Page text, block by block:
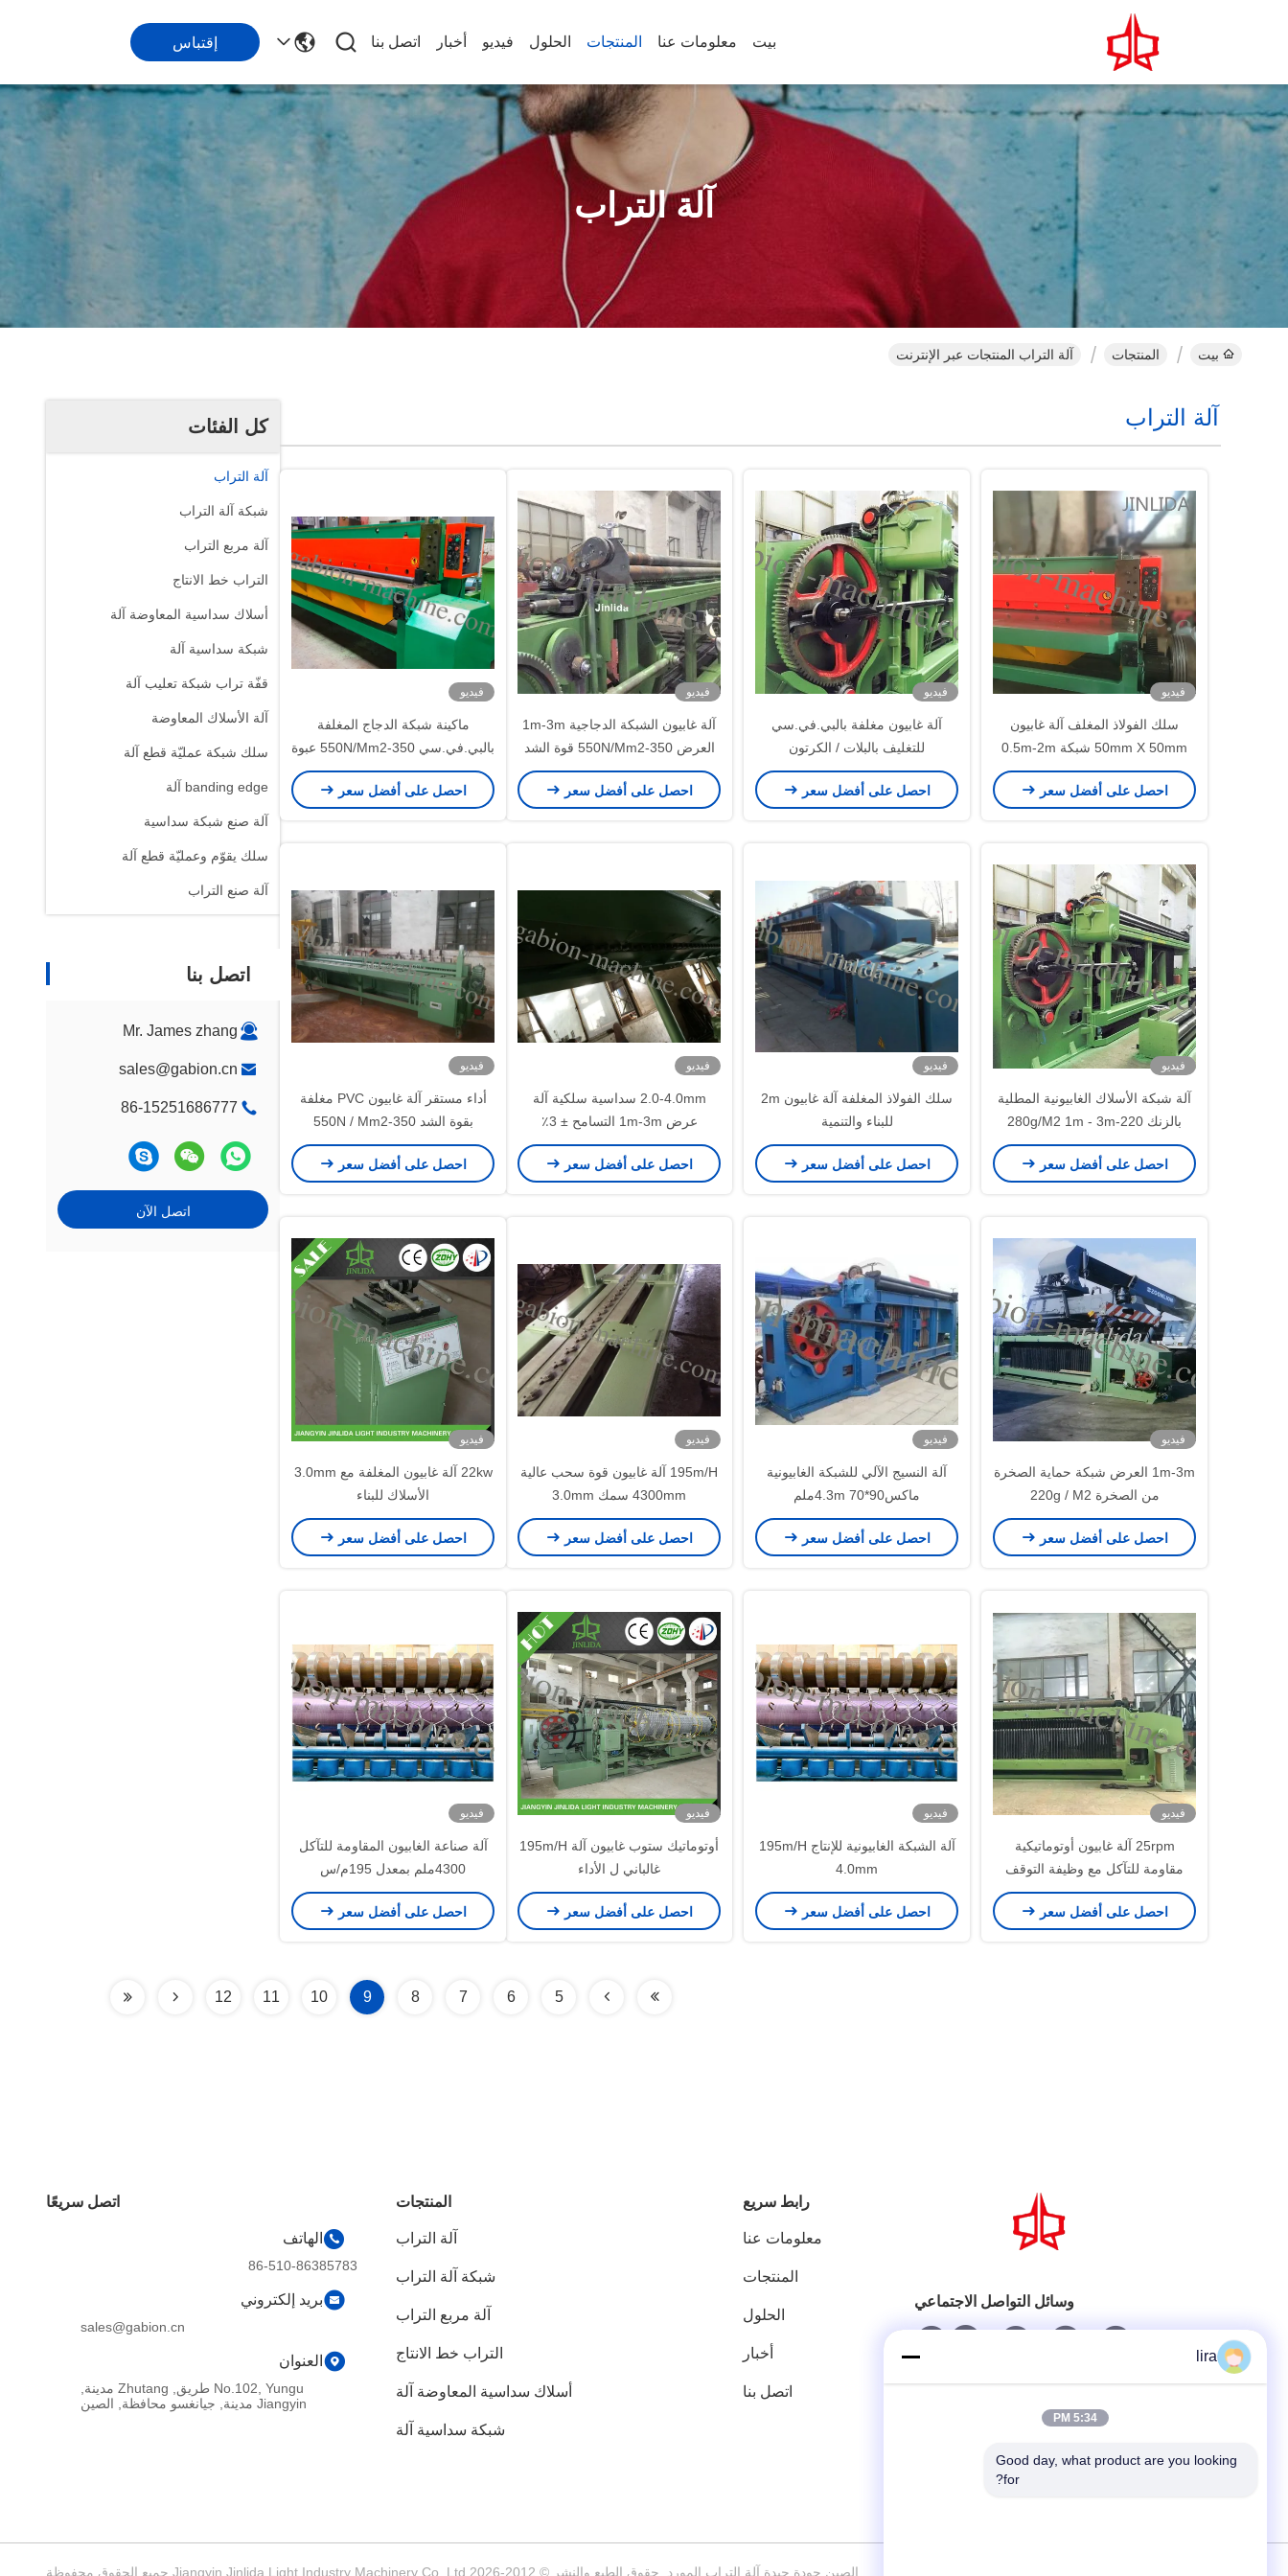
بيت معلومات عنا المنتجات الحلول فيديو أخبار اتصل بنا إقتباس
آلة التراب
بيت المنتجات آلة التراب المنتجات عبر الإنترنت
كل الفئات
آلة التراب
شبكة آلة التراب
آلة مربع التراب
التراب خط الانتاج
أسلاك سداسية المعاوضة آلة
شبكة سداسية آلة
قفّة تراب شبكة تعليب آلة
آلة الأسلاك المعاوضة
سلك شبكة عمليّة قطع آلة
banding edge آلة
آلة صنع شبكة سداسية
سلك يقوّم وعمليّة قطع آلة
آلة صنع التراب
اتصل بنا
Mr. James zhang
sales@gabion.cn
86-15251686777
اتصل الآن
آلة التراب
فيديو
سلك الفولاذ المغلف آلة غابيون
50mm X 50mm شبكة 0.5m-2m
الارتفاع
احصل على أفضل سعر
فيديو
آلة غابيون مغلفة بالبي.في.سي
للتغليف بالبلات / الكرتون
احصل على أفضل سعر
فيديو
آلة غابيون الشبكة الدجاجية 1m-3m
العرض 350-550N/Mm2 قوة الشد
احصل على أفضل سعر
فيديو
ماكينة شبكة الدجاج المغلفة
بالبي.في.سي 350-550N/Mm2 عبوة
علبة أو بطاقة
احصل على أفضل سعر
فيديو
آلة شبكة الأسلاك الغابيونية المطلية
بالزنك 220-280g/M2 1m - 3m
واسعة
احصل على أفضل سعر
فيديو
سلك الفولاذ المغلفة آلة غابيون 2m
للبناء والتنمية
احصل على أفضل سعر
فيديو
2.0-4.0mm سداسية سلكية آلة
عرض 1m-3m التسامح ± 3٪
احصل على أفضل سعر
فيديو
أداء مستقر آلة غابيون PVC مغلفة
بقوة الشد 350-550N / Mm2
احصل على أفضل سعر
فيديو
1m-3m العرض شبكة حماية الصخرة
من الصخرة 220g / M2
احصل على أفضل سعر
فيديو
آلة النسيج الآلي للشبكة الغابيونية
ماكس4.3m 70*90ملم
احصل على أفضل سعر
فيديو
195m/H آلة غابيون قوة سحب عالية
4300mm سمك 3.0mm
احصل على أفضل سعر
فيديو
22kw آلة غابيون المغلفة مع 3.0mm
الأسلاك للبناء
احصل على أفضل سعر
فيديو
25rpm آلة غابيون أوتوماتيكية
مقاومة للتآكل مع وظيفة التوقف
احصل على أفضل سعر
فيديو
آلة الشبكة الغابيونية للإنتاج 195m/H
4.0mm
احصل على أفضل سعر
فيديو
أوتوماتيك ستوب غابيون آلة 195m/H
غالباني ل الأداء
احصل على أفضل سعر
فيديو
آلة صناعة الغابيون المقاومة للتآكل
4300ملم بمعدل 195م/س
احصل على أفضل سعر
5
6
7
8
9
10
11
12
وسائل التواصل الاجتماعي
رابط سريع
معلومات عنا
المنتجات
الحلول
أخبار
اتصل بنا
المنتجات
آلة التراب
شبكة آلة التراب
آلة مربع التراب
التراب خط الانتاج
أسلاك سداسية المعاوضة آلة
شبكة سداسية آلة
اتصل سريعًا
الهاتف
86-510-86385783
بريد إلكتروني
sales@gabion.cn
العنوان
No.102, Yungu طريق, Zhutang مدينة,
Jiangyin مدينة, جيانغسو محافظة, الصين
الصين جودة جيدة آلة التراب المورد. حقوق الطبع والنشر © 2012-2026 Jiangyin Jinlida Light Industry Machinery Co.,Ltd جميع الحقوق محفوظة
lira
5:34 PM
Good day, what product are you looking
for?